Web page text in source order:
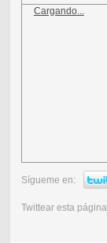
Cargando...
Sígueme en:
Twittear esta página